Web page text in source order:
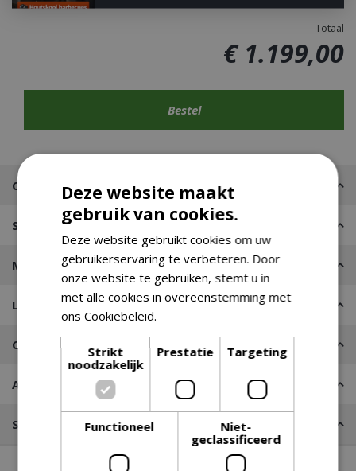
Totaal
€ 1.199,00
Omschrijving
Specificaties
Merk
Leveren of Afhalen
Contact
Advies nodig?
Stel een vraag
Deze website maakt
gebruik van cookies.
Deze website gebruikt cookies om uw
gebruikerservaring te verbeteren. Door
onze website te gebruiken, stemt u in
met alle cookies in overeenstemming met
ons Cookiebeleid.
Strikt
noodzakelijk
Prestatie Targeting
Functioneel
Niet-
geclassificeerd